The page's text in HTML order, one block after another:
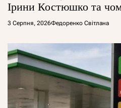
Ірини Костюшко та
арештувати її активи
3 Серпня, 2026Федоренко Світлана